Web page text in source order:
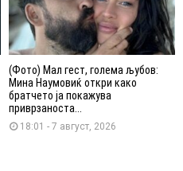
(Фото) Мал гест, голема љубов:
Мина Наумовиќ откри како
братчето ја покажува
приврзаноста...
18:01 - 7 август, 2026